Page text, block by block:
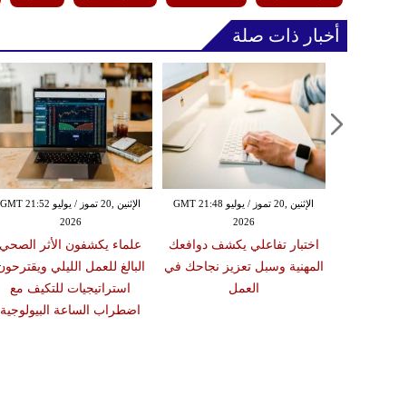
أخبار ذات صلة
الإثنين ,20 تموز / يوليو GMT 21:52
2026
علماء يكشفون الأثر الصحي
البالغ للعمل الليلي
استراتيجيات للتكيف مع
اضطراب الساعة البيولوجية
الإثنين ,20 تموز / يوليو GMT 21:48
2026
اختبار تفاعلي يكشف دوافعك
المهنية وسبل تعزيز نجاحك في
العمل